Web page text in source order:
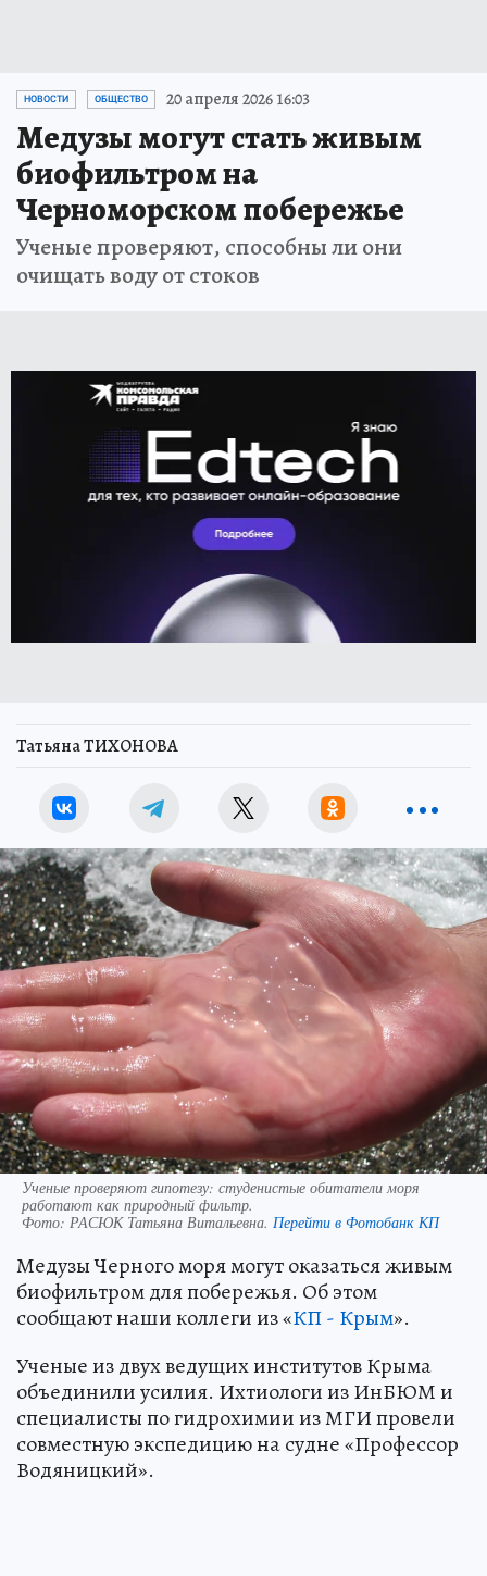
НОВОСТИ ОБЩЕСТВО 20 апреля 2026 16:03
Медузы могут стать живым
биофильтром на
Черноморском побережье
Ученые проверяют, способны ли они
очищать воду от стоков
Татьяна ТИХОНОВА
Ученые проверяют гипотезу: студенистые обитатели моря
работают как природный фильтр.
Фото: РАСЮК Татьяна Витальевна. Перейти в Фотобанк КП
Медузы Черного моря могут оказаться живым
биофильтром для побережья. Об этом
сообщают наши коллеги из «КП - Крым».
Ученые из двух ведущих институтов Крыма
объединили усилия. Ихтиологи из ИнБЮМ и
специалисты по гидрохимии из МГИ провели
совместную экспедицию на судне «Профессор
Водяницкий».